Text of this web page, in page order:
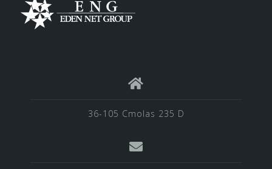
36-105 Cmolas 235 D